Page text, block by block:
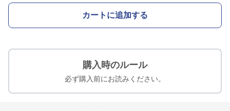
カートに追加する
購入時のルール
必ず購入前にお読みください。